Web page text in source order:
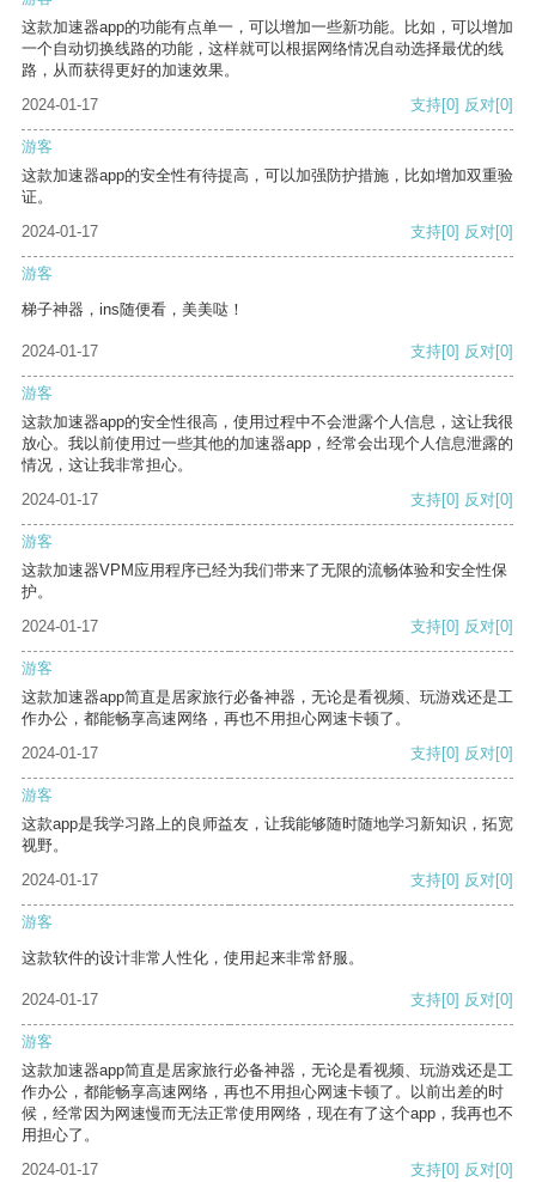
这款加速器app的功能有点单一，可以增加一些新功能。比如，可以增加
一个自动切换线路的功能，这样就可以根据网络情况自动选择最优的线
路，从而获得更好的加速效果。
2024-01-17
支持[0] 反对[0]
游客
这款加速器app的安全性有待提高，可以加强防护措施，比如增加双重验
证。
2024-01-17
支持[0] 反对[0]
游客
梯子神器，ins随便看，美美哒！
2024-01-17 支持[0] 反对[0]
游客
这款加速器app的安全性很高，使用过程中不会泄露个人信息，这让我很
放心。我以前使用过一些其他的加速器app，经常会出现个人信息泄露的
情况，这让我非常担心。
2024-01-17
支持[0] 反对[0]
游客
这款加速器VPM应用程序已经为我们带来了无限的流畅体验和安全性保
护。
2024-01-17
支持[0] 反对[0]
游客
这款加速器app简直是居家旅行必备神器，无论是看视频、玩游戏还是工
作办公，都能畅享高速网络，再也不用担心网速卡顿了。
2024-01-17
支持[0] 反对[0]
游客
这款app是我学习路上的良师益友，让我能够随时随地学习新知识，拓宽
视野。
2024-01-17
支持[0] 反对[0]
游客
这款软件的设计非常人性化，使用起来非常舒服。
2024-01-17 支持[0] 反对[0]
游客
这款加速器app简直是居家旅行必备神器，无论是看视频、玩游戏还是工
作办公，都能畅享高速网络，再也不用担心网速卡顿了。以前出差的时
候，经常因为网速慢而无法正常使用网络，现在有了这个app，我再也不
用担心了。
2024-01-17
支持[0] 反对[0]